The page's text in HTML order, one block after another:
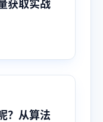
获取实战
？从算法